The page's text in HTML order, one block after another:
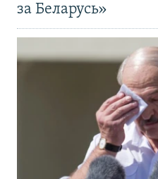
за Беларусь»